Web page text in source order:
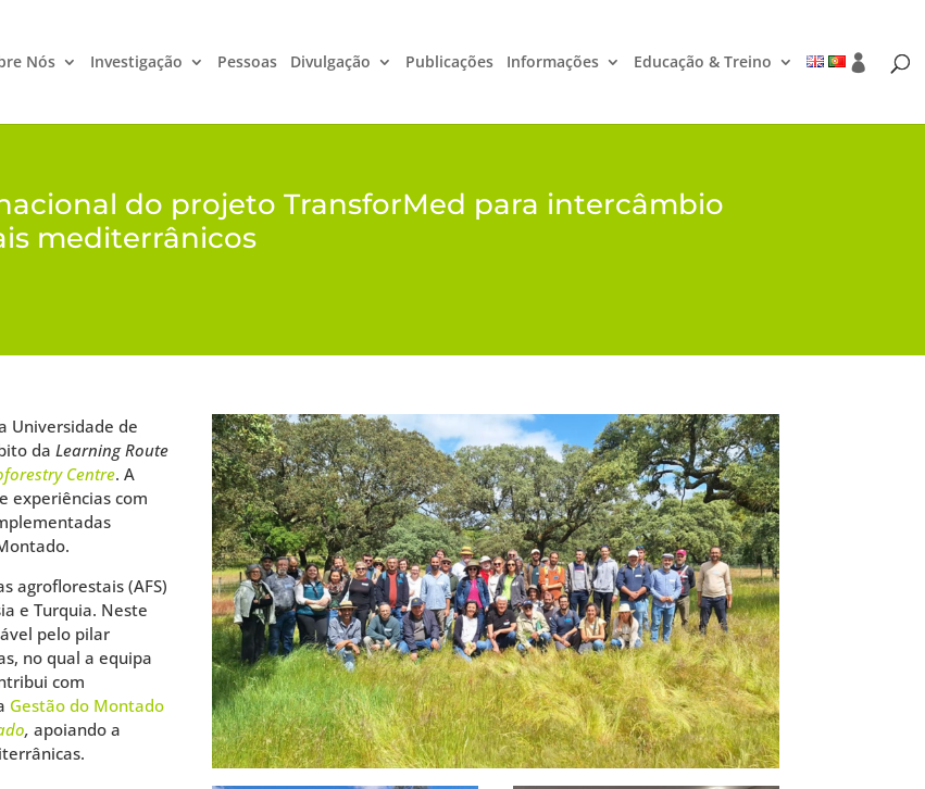
Nós Investigação Pessoas Divulgação Publicações Informações Educação & Treino
do projeto TransforMed para intercâmbio
mediterrânicos
Universidade de
daLearning Route
Centre. A
experiências com
agroflorestais (AFS)
e Turquia. Neste
pelo pilar
no qual a equipa
com
Gestão do Montado
,apoiando a